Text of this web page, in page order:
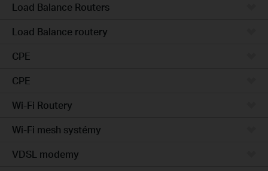
Load Balance Routers
Load Balance routery
CPE
CPE
Wi-Fi Routery
Wi-Fi mesh systémy
VDSL modemy